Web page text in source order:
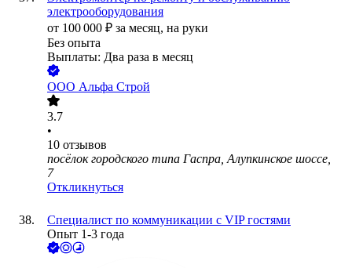
электрооборудования
от 100 000 ₽ за месяц, на руки
Без опыта
Выплаты: Два раза в месяц
ООО Альфа Строй
3.7
•
10 отзывов
посёлок городского типа Гаспра, Алупкинское шоссе,
7
Откликнуться
Специалист по коммуникации с VIP гостями
Опыт 1-3 года